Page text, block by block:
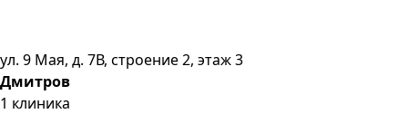
ул. 9 Мая, д. 7В, строение 2, этаж 3
Дмитров
1 клиника